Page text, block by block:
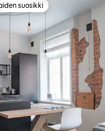
4,87/5, 39 arvostelua
suosikki
suosikki